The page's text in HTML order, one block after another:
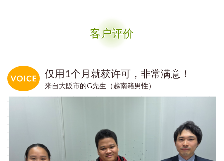
客户评价
仅用1个月就获许可，非常满意！
来自大阪市的G先生（越南籍男性）